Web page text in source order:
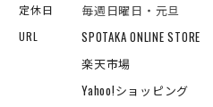
定休日 毎週日曜日・元旦
URL
SPOTAKA ONLINE STORE
楽天市場
Yahoo!ショッピング